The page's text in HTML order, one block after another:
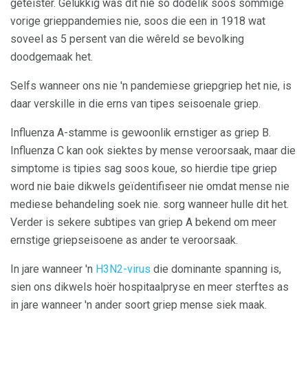
geteister. Gelukkig was dit nie so dodelik soos sommige
vorige grieppandemies nie, soos die een in 1918 wat
soveel as 5 persent van die wêreld se bevolking
doodgemaak het.
Selfs wanneer ons nie 'n pandemiese griepgriep het nie, is
daar verskille in die erns van tipes seisoenale griep.
Influenza A-stamme is gewoonlik ernstiger as griep B.
Influenza C kan ook siektes by mense veroorsaak, maar die
simptome is tipies sag soos koue, so hierdie tipe griep
word nie baie dikwels geïdentifiseer nie omdat mense nie
mediese behandeling soek nie. sorg wanneer hulle dit het.
Verder is sekere subtipes van griep A bekend om meer
ernstige griepseisoene as ander te veroorsaak.
In jare wanneer 'n H3N2-virus die dominante spanning is,
sien ons dikwels hoër hospitaalpryse en meer sterftes as
in jare wanneer 'n ander soort griep mense siek maak.